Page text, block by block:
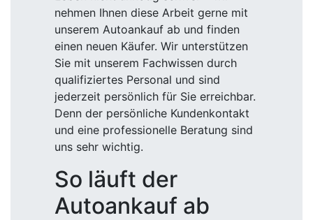
nehmen Ihnen diese Arbeit gerne mit
unserem Autoankauf ab und finden
einen neuen Käufer. Wir unterstützen
Sie mit unserem Fachwissen durch
qualifiziertes Personal und sind
jederzeit persönlich für Sie erreichbar.
Denn der persönliche Kundenkontakt
und eine professionelle Beratung sind
uns sehr wichtig.
So läuft der
Autoankauf ab